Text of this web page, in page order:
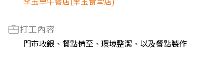
打工內容
門市收銀、餐點備至、環境整潔、以及餐點製作